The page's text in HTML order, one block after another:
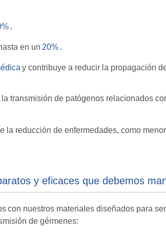
.
en un 20% .
y contribuye a reducir la propagación
transmisión de patógenos relacionados
la reducción de enfermedades, como
y eficaces que debemos
con nuestros materiales diseñados para
de gérmenes: